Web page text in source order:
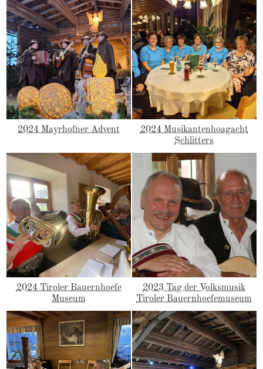
2024 Mayrhofner Advent
2024 Musikantenhoagacht
Schlitters
2024 Tiroler Bauernhoefe
Museum
2023 Tag der Volksmusik
Tiroler Bauernhoefemuseum